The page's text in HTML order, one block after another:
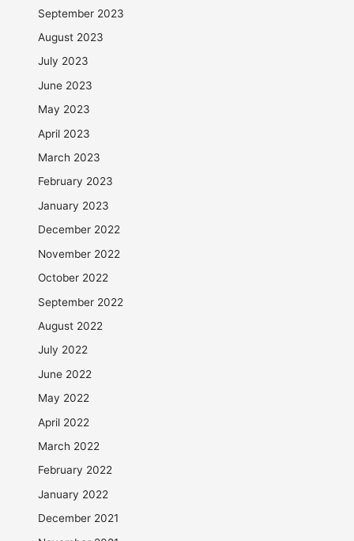
September 2023
August 2023
July 2023
June 2023
May 2023
April 2023
March 2023
February 2023
January 2023
December 2022
November 2022
October 2022
September 2022
August 2022
July 2022
June 2022
May 2022
April 2022
March 2022
February 2022
January 2022
December 2021